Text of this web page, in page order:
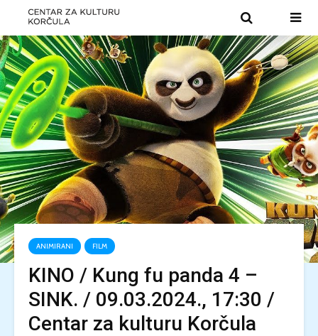
ANIMIRANI FILM
KINO / Kung fu panda 4 –
SINK. / 09.03.2024., 17:30 /
Centar za kulturu Korčula